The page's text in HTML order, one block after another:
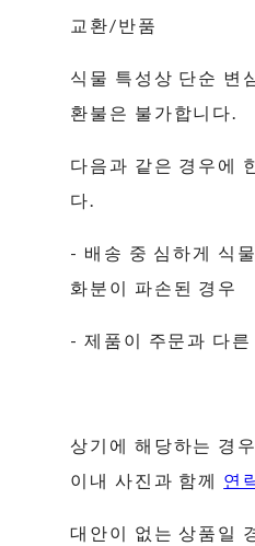
교환/반품
식물 특성상 단순 변
환불은 불가합니다.
다음과 같은 경우에
다.
- 배송 중 심하게 식
화분이 파손된 경우
- 제품이 주문과 다른
상기에 해당하는 경
이내 사진과 함께 연
대안이 없는 상품일